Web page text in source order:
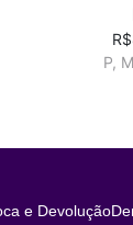
P,
e Devolução